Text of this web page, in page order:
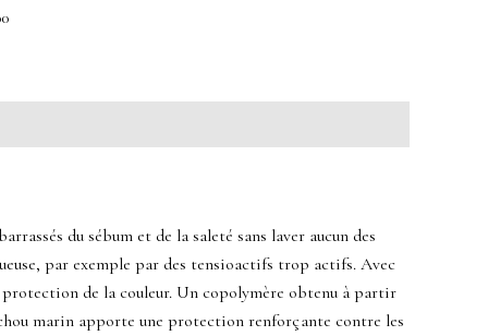
du sébum et de la saleté sans laver aucun des
par exemple par des tensioactifs trop actifs. Avec
de la couleur. Un copolymère obtenu à partir
marin apporte une protection renforçante contre les